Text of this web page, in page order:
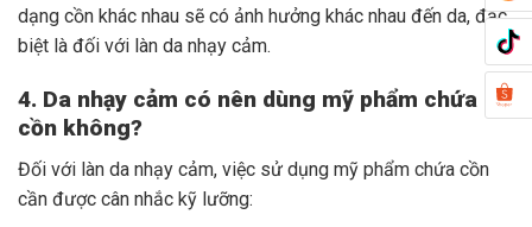
dạng cồn khác nhau sẽ có ảnh hưởng khác nhau đến da, đặc
biệt là đối với làn da nhạy cảm.
4. Da nhạy cảm có nên dùng mỹ phẩm chứa
cồn không?
Đối với làn da nhạy cảm, việc sử dụng mỹ phẩm chứa cồn
cần được cân nhắc kỹ lưỡng: